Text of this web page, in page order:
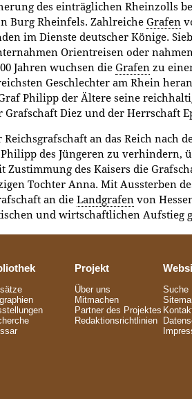
des einträglichen Rheinzolls
Burg Rheinfels. Zahlreiche Grafen
im Dienste deutscher Könige.
Orientreisen oder
Jahren wuchsen die Grafen zu
Geschlechter am Rhein
Philipp der Ältere seine
Diez und der Herrschaft
an das Reich nach
des Jüngeren zu verhindern,
Zustimmung des Kaisers die
Tochter Anna. Mit Aussterben
an die Landgrafen von
und wirtschaftlichen Aufstieg
Projekt
Über uns
Mitmachen
Partner des Projektes
Redaktionsrichtlinien
Suche